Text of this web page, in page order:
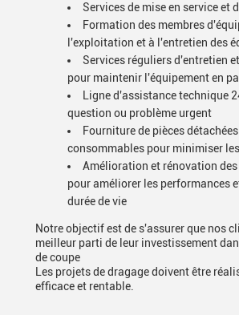
Services de mise en service et
Formation des membres
l'exploitation et à l'entretien des
Services réguliers d'entretien
pour maintenir l'équipement en
Ligne d'assistance technique
question ou problème urgent
Fourniture de pièces
consommables pour minimiser
Amélioration et rénovation
pour améliorer les performances
durée de vie
Notre objectif est de s'assurer que nos
meilleur parti de leur investissement
de coupe
Les projets de dragage doivent être
efficace et rentable.